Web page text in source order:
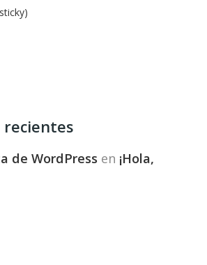
recientes
de WordPress en ¡Hola,